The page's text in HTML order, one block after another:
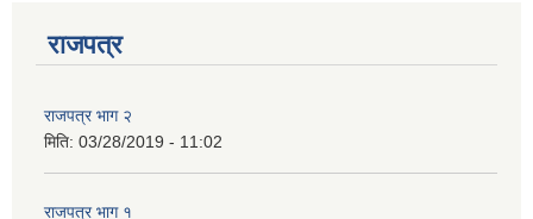
राजपत्र
राजपत्र भाग २
मिति: 03/28/2019 - 11:02
राजपत्र भाग १